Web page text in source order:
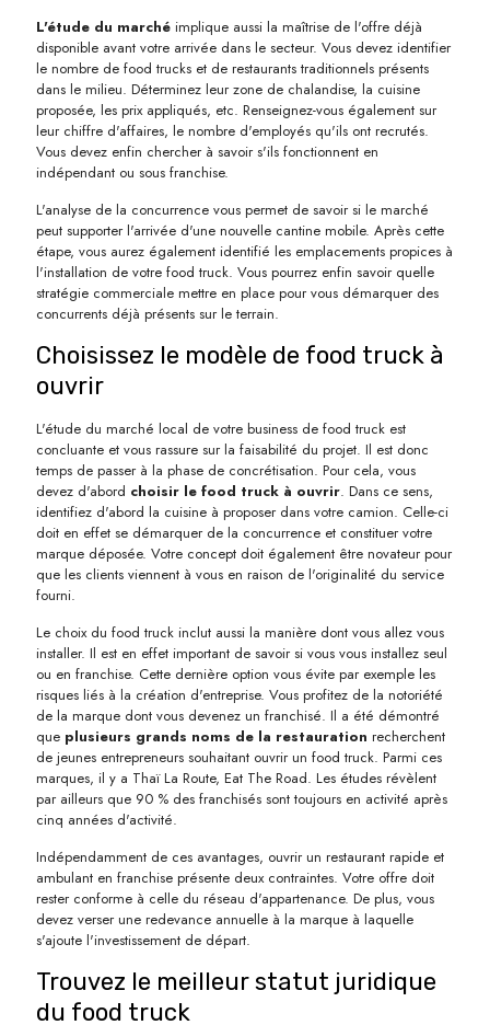
L'étude du marché implique aussi la maîtrise de l'offre déjà
disponible avant votre arrivée dans le secteur. Vous devez identifier
le nombre de food trucks et de restaurants traditionnels présents
dans le milieu. Déterminez leur zone de chalandise, la cuisine
proposée, les prix appliqués, etc. Renseignez-vous également sur
leur chiffre d'affaires, le nombre d'employés qu'ils ont recrutés.
Vous devez enfin chercher à savoir s'ils fonctionnent en
indépendant ou sous franchise.
L'analyse de la concurrence vous permet de savoir si le marché
peut supporter l'arrivée d'une nouvelle cantine mobile. Après cette
étape, vous aurez également identifié les emplacements propices à
l'installation de votre food truck. Vous pourrez enfin savoir quelle
stratégie commerciale mettre en place pour vous démarquer des
concurrents déjà présents sur le terrain.
Choisissez le modèle de food truck à
ouvrir
L'étude du marché local de votre business de food truck est
concluante et vous rassure sur la faisabilité du projet. Il est donc
temps de passer à la phase de concrétisation. Pour cela, vous
devez d'abord choisir le food truck à ouvrir. Dans ce sens,
identifiez d'abord la cuisine à proposer dans votre camion. Celle-ci
doit en effet se démarquer de la concurrence et constituer votre
marque déposée. Votre concept doit également être novateur pour
que les clients viennent à vous en raison de l'originalité du service
fourni.
Le choix du food truck inclut aussi la manière dont vous allez vous
installer. Il est en effet important de savoir si vous vous installez seul
ou en franchise. Cette dernière option vous évite par exemple les
risques liés à la création d'entreprise. Vous profitez de la notoriété
de la marque dont vous devenez un franchisé. Il a été démontré
que plusieurs grands noms de la restauration recherchent
de jeunes entrepreneurs souhaitant ouvrir un food truck. Parmi ces
marques, il y a Thaï La Route, Eat The Road. Les études révèlent
par ailleurs que 90 % des franchisés sont toujours en activité après
cinq années d'activité.
Indépendamment de ces avantages, ouvrir un restaurant rapide et
ambulant en franchise présente deux contraintes. Votre offre doit
rester conforme à celle du réseau d'appartenance. De plus, vous
devez verser une redevance annuelle à la marque à laquelle
s'ajoute l'investissement de départ.
Trouvez le meilleur statut juridique
du food truck